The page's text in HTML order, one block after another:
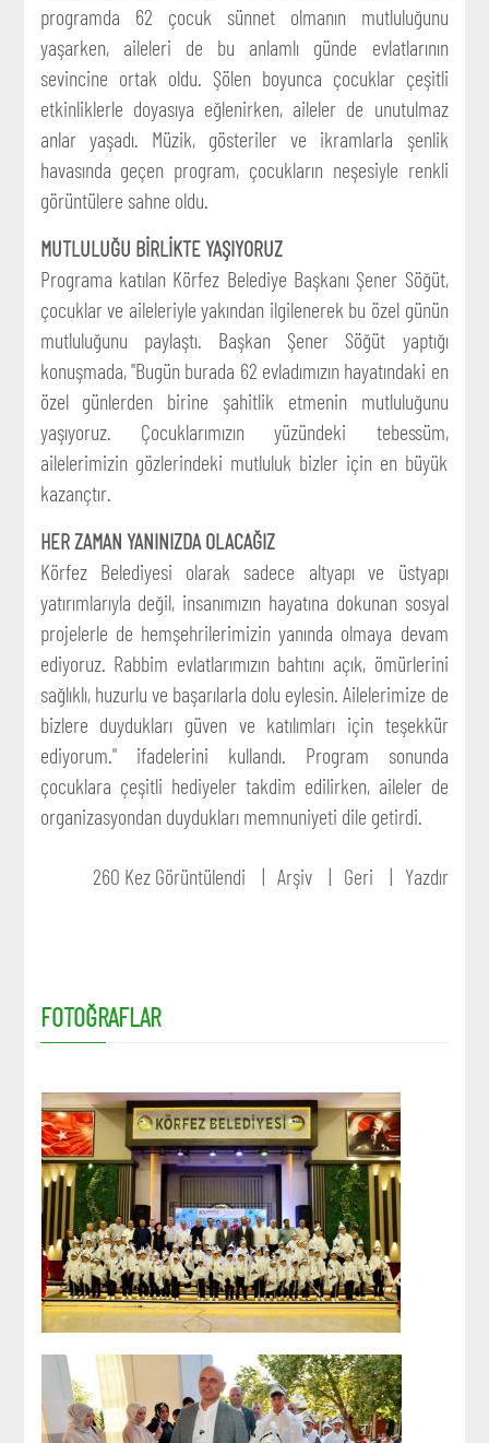
programda 62 çocuk sünnet olmanın mutluluğunu
yaşarken, aileleri de bu anlamlı günde evlatlarının
sevincine ortak oldu. Şölen boyunca çocuklar çeşitli
etkinliklerle doyasıya eğlenirken, aileler de unutulmaz
anlar yaşadı. Müzik, gösteriler ve ikramlarla şenlik
havasında geçen program, çocukların neşesiyle renkli
görüntülere sahne oldu.
MUTLULUĞU BİRLİKTE YAŞIYORUZ
Programa katılan Körfez Belediye Başkanı Şener Söğüt,
çocuklar ve aileleriyle yakından ilgilenerek bu özel günün
mutluluğunu paylaştı. Başkan Şener Söğüt yaptığı
konuşmada, "Bugün burada 62 evladımızın hayatındaki en
özel günlerden birine şahitlik etmenin mutluluğunu
yaşıyoruz. Çocuklarımızın yüzündeki tebessüm,
ailelerimizin gözlerindeki mutluluk bizler için en büyük
kazançtır.
HER ZAMAN YANINIZDA OLACAĞIZ
Körfez Belediyesi olarak sadece altyapı ve üstyapı
yatırımlarıyla değil, insanımızın hayatına dokunan sosyal
projelerle de hemşehrilerimizin yanında olmaya devam
ediyoruz. Rabbim evlatlarımızın bahtını açık, ömürlerini
sağlıklı, huzurlu ve başarılarla dolu eylesin. Ailelerimize de
bizlere duydukları güven ve katılımları için teşekkür
ediyorum." ifadelerini kullandı. Program sonunda
çocuklara çeşitli hediyeler takdim edilirken, aileler de
organizasyondan duydukları memnuniyeti dile getirdi.
260 Kez Görüntülendi Arşiv Geri Yazdır
FOTOĞRAFLAR